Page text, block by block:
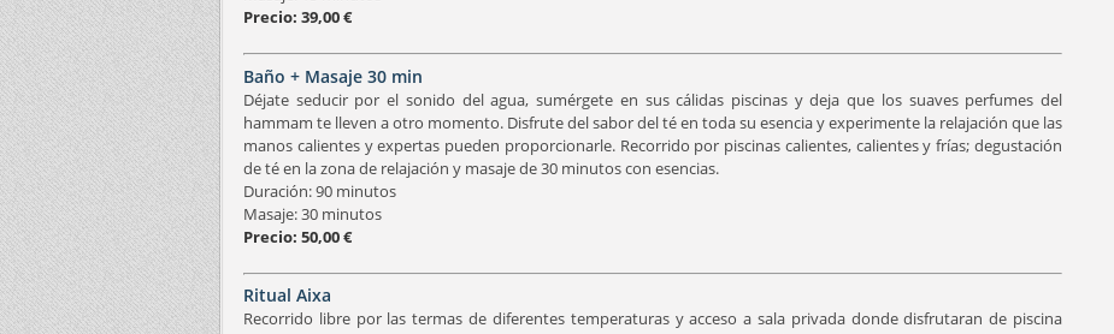
Precio: 39,00 €
Baño + Masaje 30 min
Déjate seducir por el sonido del agua, sumérgete en sus cálidas piscinas y deja que los suaves perfumes del
hammam te lleven a otro momento. Disfrute del sabor del té en toda su esencia y experimente la relajación que las
manos calientes y expertas pueden proporcionarle. Recorrido por piscinas calientes, calientes y frías; degustación
de té en la zona de relajación y masaje de 30 minutos con esencias.
Duración: 90 minutos
Masaje: 30 minutos
Precio: 50,00 €
Ritual Aixa
Recorrido libre por las termas de diferentes temperaturas y acceso a sala privada donde disfrutaran de piscina